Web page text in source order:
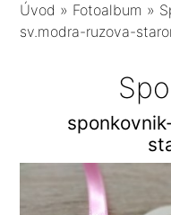
Úvod » Fotoalbum »
sv.modra-ruzova-